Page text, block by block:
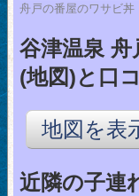
舟戸の番屋のワサビ丼
谷津温泉
(地図)と口
地図を表
近隣の子連